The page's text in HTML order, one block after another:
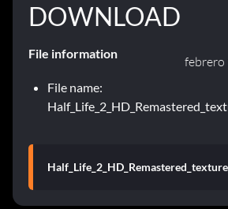
DOWNLOAD
File information
febrero
File name: